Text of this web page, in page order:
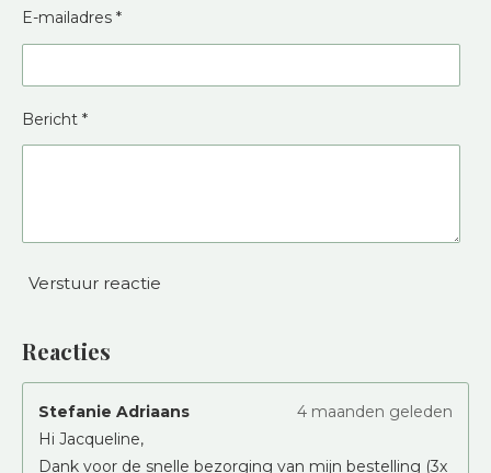
E-mailadres *
Bericht *
Verstuur reactie
Reacties
Stefanie Adriaans
4 maanden geleden
Hi Jacqueline,
Dank voor de snelle bezorging van mijn bestelling (3x